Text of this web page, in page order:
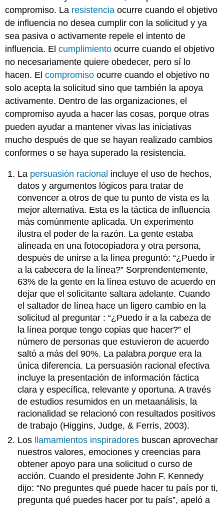
compromiso. La resistencia ocurre cuando el objetivo
de influencia no desea cumplir con la solicitud y ya
sea pasiva o activamente repele el intento de
influencia. Elcumplimiento ocurre cuando el objetivo
no necesariamente quiere obedecer, pero sí lo
hacen. Elcompromiso ocurre cuando el objetivo no
solo acepta la solicitud sino que también la apoya
activamente. Dentro de las organizaciones, el
compromiso ayuda a hacer las cosas, porque otras
pueden ayudar a mantener vivas las iniciativas
mucho después de que se hayan realizado cambios
conformes o se haya superado la resistencia.
La persuasión racional incluye el uso de hechos,
datos y argumentos lógicos para tratar de
convencer a otros de que tu punto de vista es la
mejor alternativa. Esta es la táctica de influencia
más comúnmente aplicada. Un experimento
ilustra el poder de la razón. La gente estaba
alineada en una fotocopiadora y otra persona,
después de unirse a la línea preguntó: “¿Puedo ir
a la cabecera de la línea?” Sorprendentemente,
63% de la gente en la línea estuvo de acuerdo en
dejar que el solicitante saltara adelante. Cuando
el saltador de línea hace un ligero cambio en la
solicitud al preguntar : “¿Puedo ir a la cabeza de
la línea porque tengo copias que hacer?” el
número de personas que estuvieron de acuerdo
saltó a más del 90%. La palabraporque era la
única diferencia. La persuasión racional efectiva
incluye la presentación de información fáctica
clara y específica, relevante y oportuna. A través
de estudios resumidos en un metaanálisis, la
racionalidad se relacionó con resultados positivos
de trabajo (Higgins, Judge, & Ferris, 2003).
Los llamamientos inspiradores buscan aprovechar
nuestros valores, emociones y creencias para
obtener apoyo para una solicitud o curso de
acción. Cuando el presidente John F. Kennedy
dijo: “No preguntes qué puede hacer tu país por ti,
pregunta qué puedes hacer por tu país”, apeló a